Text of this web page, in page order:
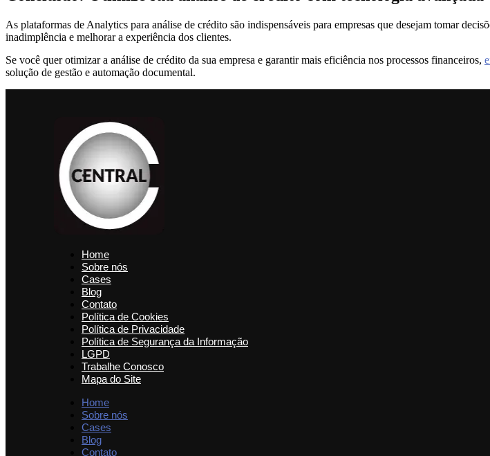
As plataformas de Analytics para análise de crédito são indispensáveis para empresas que desejam tomar
inadimplência e melhorar a experiência dos clientes.
Se você quer otimizar a análise de crédito da sua empresa e garantir mais eficiência nos processos financeiros,
solução de gestão e automação documental.
Home
Sobre nós
Cases
Blog
Contato
Política de Cookies
Política de Privacidade
Política de Segurança da Informação
LGPD
Trabalhe Conosco
Mapa do Site
Home
Sobre nós
Cases
Blog
Contato